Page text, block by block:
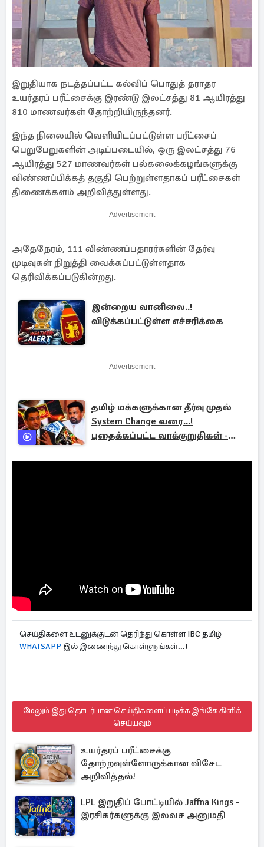
இறுதியாக நடத்தப்பட்ட கல்விப் பொதுத் தராதர
உயர்தரப் பரீட்சைக்கு இரண்டு இலட்சத்து 81 ஆயிரத்து
810 மாணவர்கள் தோற்றியிருந்தனர்.
இந்த நிலையில் வெளியிடப்பட்டுள்ள பரீட்சைப்
பெறுபேறுகளின் அடிப்படையில், ஒரு இலட்சத்து 76
ஆயிரத்து 527 மாணவர்கள் பல்கலைக்கழங்களுக்கு
விண்ணப்பிக்கத் தகுதி பெற்றுள்ளதாகப் பரீட்சைகள்
திணைக்களம் அறிவித்துள்ளது.
Advertisement
அதேநேரம், 111 விண்ணப்பதாரர்களின் தேர்வு
முடிவுகள் நிறுத்தி வைக்கப்பட்டுள்ளதாக
தெரிவிக்கப்படுகின்றது.
இன்றைய வானிலை..!
விடுக்கப்பட்டுள்ள எச்சரிக்கை
Advertisement
தமிழ் மக்களுக்கான தீர்வு முதல்
System Change வரை...!
புதைக்கப்பட்ட வாக்குறுதிகள் -
பகிரங்கப்படுத்திய அலி சப்ரி
செய்திகளை உடனுக்குடன் தெரிந்து கொள்ள IBC தமிழ்
WHATSAPP இல் இணைந்து கொள்ளுங்கள்...!
மேலும் இது தொடர்பான செய்திகளைப் படிக்க இங்கே கிளிக்
செய்யவும்
உயர்தரப் பரீட்சைக்கு
தோற்றவுள்ளோருக்கான விசேட
அறிவித்தல்!
LPL இறுதிப் போட்டியில் Jaffna Kings -
இரசிகர்களுக்கு இலவச அனுமதி